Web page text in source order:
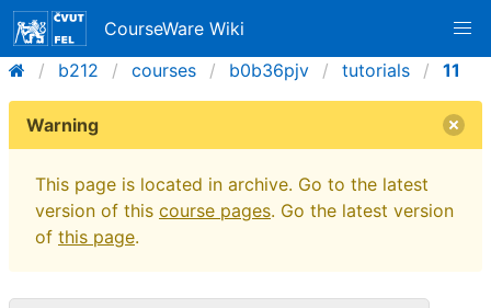
CourseWare Wiki
b212
courses b0b36pjv tutorials 11
Warning
This page is located in archive. Go to the latest
version of this course pages. Go the latest version
of this page.